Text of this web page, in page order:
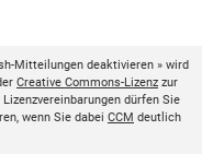
Mitteilungen deaktivieren » wird
Creative Commons-Lizenz zur
dürfen Sie
wenn Sie dabei CCM deutlich